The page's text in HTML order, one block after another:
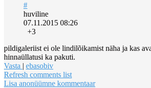
#
huviline
07.11.2015 08:26
+3
pildigaleriist ei ole lindilõikamist näha ja kas
hinnaüllatusi ka pakuti.
Vasta | ebasobiv
Refresh comments list
Lisa anonüümne kommentaar